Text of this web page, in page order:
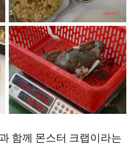
함께 몬스터 크랩이라는